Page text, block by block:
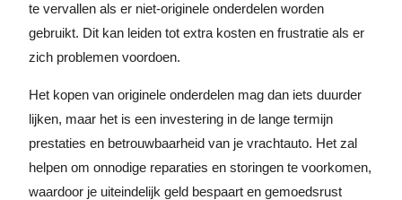
te vervallen als er niet-originele onderdelen worden
gebruikt. Dit kan leiden tot extra kosten en frustratie als er
zich problemen voordoen.
Het kopen van originele onderdelen mag dan iets duurder
lijken, maar het is een investering in de lange termijn
prestaties en betrouwbaarheid van je vrachtauto. Het zal
helpen om onnodige reparaties en storingen te voorkomen,
waardoor je uiteindelijk geld bespaart en gemoedsrust